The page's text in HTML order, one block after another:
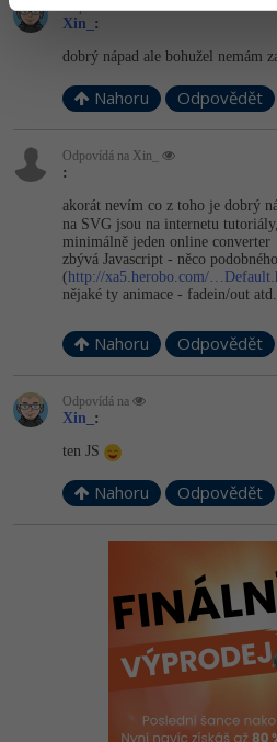
Odpovídá na
Xin_ :
dobrý nápad ale bohužel nemám
Nahoru Odpovědět
Odpovídá na Xin_
:
akorát nevím co z toho je dobrý
na SVG jsou na internetu
minimálně jeden online converter
zbývá Javascript - něco
(http://xa5.herobo.com/
nějaké ty animace - fadein/out atd.
Nahoru Odpovědět
Odpovídá na
Xin_ :
ten JS
Nahoru Odpovědět